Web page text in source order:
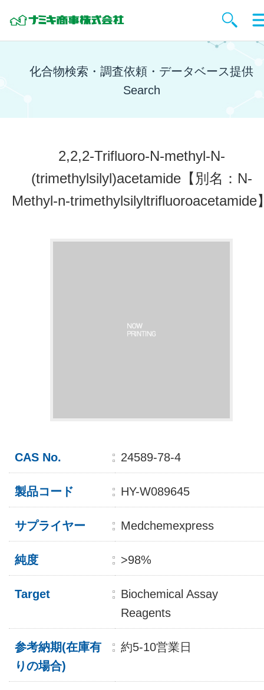
化合物検索・調査依頼・データベース提供
Search
2,2,2-Trifluoro-N-methyl-N-
(trimethylsilyl)acetamide【別名：N-
Methyl-n-trimethylsilyltrifluoroacetamide
CAS No. 24589-78-4
製品コード HY-W089645
サプライヤー Medchemexpress
純度 >98%
Target
Biochemical Assay
Reagents
参考納期(在庫有
りの場合)
約5-10営業日